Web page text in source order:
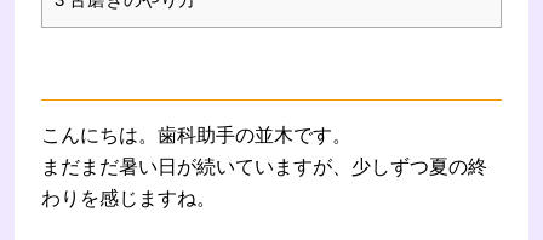
こんにちは。歯科助手の並木です。
まだまだ暑い日が続いていますが、少しずつ夏の終
わりを感じますね。